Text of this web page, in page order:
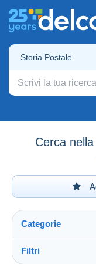
Storia Postale
Cerca
Categorie
Filtri